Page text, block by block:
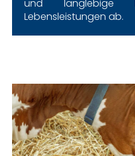
und langlebige
Lebensleistungen ab.